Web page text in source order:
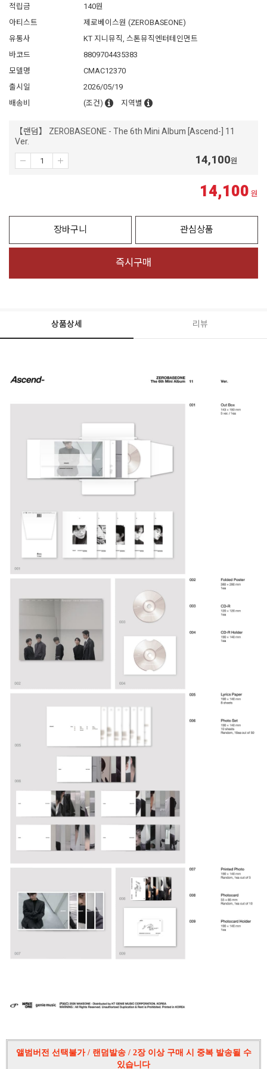
적립금
140원
아티스트
제로베이스원 (ZEROBASEONE)
유통사
KT 지니뮤직, 스톤뮤직엔터테인먼트
바코드
8809704435383
모델명
CMAC12370
출시일
2026/05/19
배송비
(조건) 지역별
【랜덤】 ZEROBASEONE - The 6th Mini Album [Ascend-] 11
Ver.
14,100원
14,100 원
장바구니 관심상품
즉시구매
상품상세 리뷰
앨범버전 선택불가 / 랜덤발송 / 2장 이상 구매 시 중복 발송될 수
있습니다